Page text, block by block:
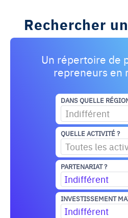
Rechercher
Un répertoire de
repreneurs en
DANS QUELLE
Indifférent
QUELLE ACTIVITÉ ?
Toutes les
PARTENARIAT ?
Indifférent
INVESTISSEMENT
Indifférent